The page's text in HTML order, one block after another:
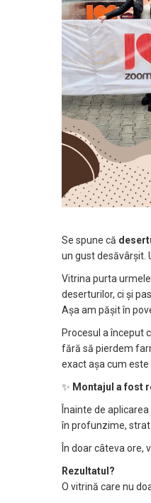
Se spune că
un gust desăvârșit.
Vitrina purta
deserturilor, ci și
Așa am pășit în
Procesul a început
fără să pierdem
exact așa cum
✨ Montajul a fost
Înainte de
în profunzime,
În doar câteva ore,
Rezultatul?
O vitrină care nu